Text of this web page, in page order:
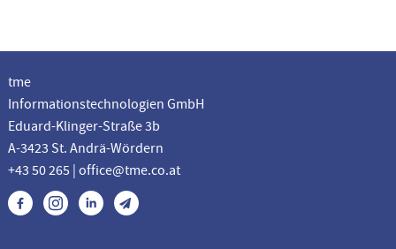
tme
Informationstechnologien GmbH
Eduard-Klinger-Straße 3b
A-3423 St. Andrä-Wördern
+43 50 265 | office@tme.co.at